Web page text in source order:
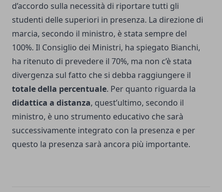
d’accordo sulla necessità di riportare tutti gli
studenti delle superiori in presenza. La direzione di
marcia, secondo il ministro, è stata sempre del
100%. Il Consiglio dei Ministri, ha spiegato Bianchi,
ha ritenuto di prevedere il 70%, ma non c’è stata
divergenza sul fatto che si debba raggiungere il
totale della percentuale. Per quanto riguarda la
didattica a distanza, quest’ultimo, secondo il
ministro, è uno strumento educativo che sarà
successivamente integrato con la presenza e per
questo la presenza sarà ancora più importante.